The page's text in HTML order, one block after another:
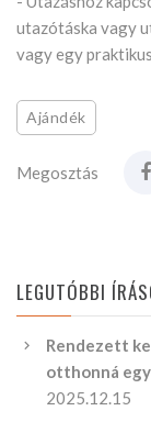
utazótáska vagy
vagy egy
Ajándék
Megosztás
LEGUTÓBBI
Rendezett
otthonná
2025.12.15